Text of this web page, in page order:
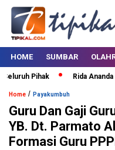
HOME SUMBAR
Pihak Rida Ananda Di
Home / Payakumbuh
Guru Dan Gaji
YB. Dt. Parmato
Formasi Guru